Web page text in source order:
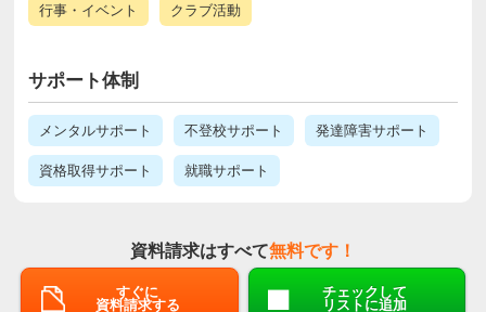
行事・イベント クラブ活動
サポート体制
メンタルサポート 不登校サポート 発達障害サポート
資格取得サポート 就職サポート
資料請求はすべて無料です！
すぐに
資料請求する
チェックして
リストに追加